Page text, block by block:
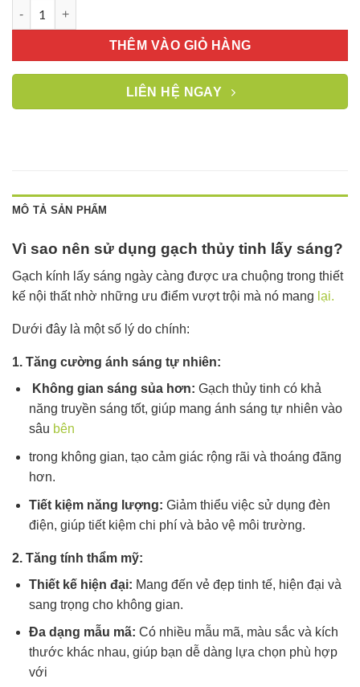
THÊM VÀO GIỎ HÀNG
LIÊN HỆ NGAY
MÔ TẢ SẢN PHẨM
Vì sao nên sử dụng gạch thủy tinh lấy sáng?
Gạch kính lấy sáng ngày càng được ưa chuộng trong thiết
kế nội thất nhờ những ưu điểm vượt trội mà nó mang lại.
Dưới đây là một số lý do chính:
1. Tăng cường ánh sáng tự nhiên:
Không gian sáng sủa hơn: Gạch thủy tinh có khả
năng truyền sáng tốt, giúp mang ánh sáng tự nhiên vào
sâu bên
trong không gian, tạo cảm giác rộng rãi và thoáng đãng
hơn.
Tiết kiệm năng lượng: Giảm thiểu việc sử dụng đèn
điện, giúp tiết kiệm chi phí và bảo vệ môi trường.
2. Tăng tính thẩm mỹ:
Thiết kế hiện đại: Mang đến vẻ đẹp tinh tế, hiện đại và
sang trọng cho không gian.
Đa dạng mẫu mã: Có nhiều mẫu mã, màu sắc và kích
thước khác nhau, giúp bạn dễ dàng lựa chọn phù hợp
với